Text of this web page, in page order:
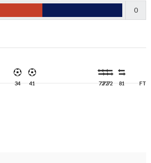
0
34 41 727272 81 FT